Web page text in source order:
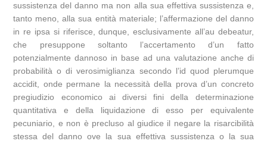
sussistenza del danno ma non alla sua effettiva sussistenza e,
tanto meno, alla sua entità materiale; l’affermazione del danno
in re ipsa si riferisce, dunque, esclusivamente all’au debeatur,
che presuppone soltanto l’accertamento d’un fatto
potenzialmente dannoso in base ad una valutazione anche di
probabilità o di verosimiglianza secondo l’id quod plerumque
accidit, onde permane la necessità della prova d’un concreto
pregiudizio economico ai diversi fini della determinazione
quantitativa e della liquidazione di esso per equivalente
pecuniario, e non è precluso al giudice il negare la risarcibilità
stessa del danno ove la sua effettiva sussistenza o la sua